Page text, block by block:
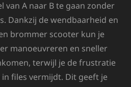
van A naar B te gaan zonder
Dankzij de wendbaarheid en
brommer scooter kun je
manoeuvreren en sneller
terwijl je de frustratie
files vermijdt. Dit geeft je